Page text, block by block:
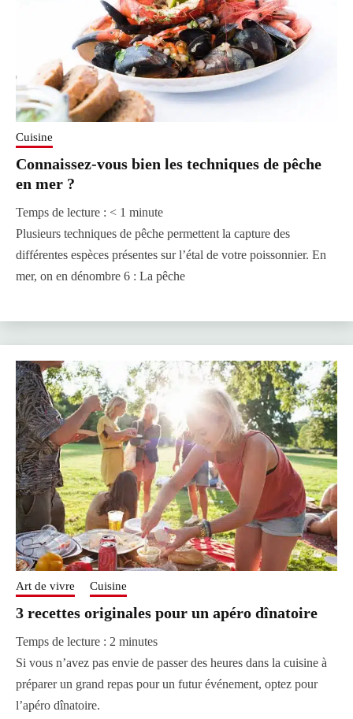
Cuisine
Connaissez-vous bien les techniques de pêche
en mer ?
Temps de lecture : < 1 minute
Plusieurs techniques de pêche permettent la capture des
différentes espèces présentes sur l’étal de votre poissonnier. En
mer, on en dénombre 6 : La pêche
Art de vivre Cuisine
3 recettes originales pour un apéro dînatoire
Temps de lecture : 2 minutes
Si vous n’avez pas envie de passer des heures dans la cuisine à
préparer un grand repas pour un futur événement, optez pour
l’apéro dînatoire.